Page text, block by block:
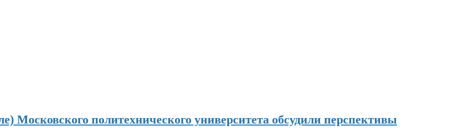
Московского политехнического университета обсудили перспективы